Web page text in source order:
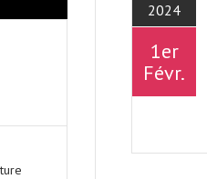
2024
1er
Févr.